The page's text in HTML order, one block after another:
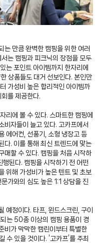
는 만큼 완벽한 캠핑을 위한 여러
서는 캠핑과 피크닉의 장점을 모두
는 포인트 아이템까지 한자리에
상품들도 대거 선보인다. 본인만
가성비 높은 합리적인 아이템까
를 제공한다.
리에 볼 수 있다. 스마트한 캠핑에
비자들이 늘고 있다. 고카프에서
에어컨, 선풍기, 소형 냉장고 등
다. 이를 통해 최신 트렌드에 맞는
매할 수 있다. 캠핑을 처음 시작하
행된다. 캠핑을 시작하기 전 어떤
위해 가성비가 높은 텐트 및 초보
가와의 심도 높은 1:1 상담을 진
예정이다. 타프, 윈드스크린, 구이
는 50종 이상의 캠핑 용품이 경
비가 막막한 캠린이부터 특별한
있을 것이다. ‘고카프’를 주최